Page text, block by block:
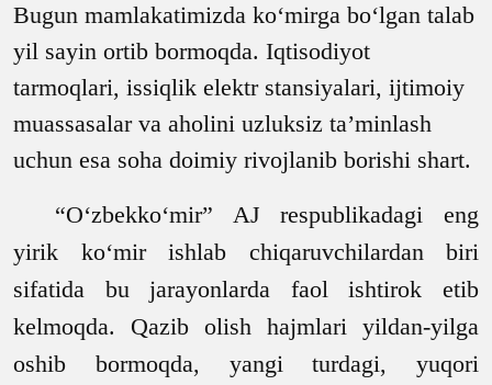
Bugun mamlakatimizda ko‘mirga bo‘lgan talab
yil sayin ortib bormoqda. Iqtisodiyot
tarmoqlari, issiqlik elektr stansiyalari, ijtimoiy
muassasalar va aholini uzluksiz ta’minlash
uchun esa soha doimiy rivojlanib borishi shart.
“O‘zbekko‘mir” AJ respublikadagi eng
yirik ko‘mir ishlab chiqaruvchilardan biri
sifatida bu jarayonlarda faol ishtirok etib
kelmoqda. Qazib olish hajmlari yildan-yilga
oshib bormoqda, yangi turdagi, yuqori